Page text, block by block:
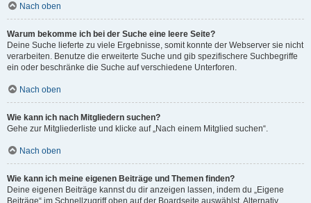
Nach oben
Warum bekomme ich bei der Suche eine leere Seite?
Deine Suche lieferte zu viele Ergebnisse, somit konnte der Webserver sie nicht
verarbeiten. Benutze die erweiterte Suche und gib spezifischere Suchbegriffe
ein oder beschränke die Suche auf verschiedene Unterforen.
Nach oben
Wie kann ich nach Mitgliedern suchen?
Gehe zur Mitgliederliste und klicke auf „Nach einem Mitglied suchen“.
Nach oben
Wie kann ich meine eigenen Beiträge und Themen finden?
Deine eigenen Beiträge kannst du dir anzeigen lassen, indem du „Eigene
Beiträge“ im Schnellzugriff oben auf der Boardseite auswählst. Alternativ